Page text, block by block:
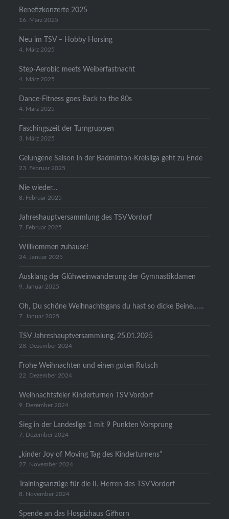
Benefizkonzerte 2025
16. März 2025
Neu im TSV – Hobby Horsing
4. März 2025
Step-Aerobic meets Weiberfastnacht
4. März 2025
Dance-Fitness goes Back to the 80s
4. März 2025
Faschingszeit der Turngruppen
3. März 2025
Gelungene Saison in der Badminton-Kreisliga geht zu Ende
23. Februar 2025
Nie wieder…
8. Februar 2025
Jahreshauptversammlung des TSV Vordorf
7. Februar 2025
Willkommen zuhause!
24. Januar 2025
Ausklang der Glühweinwanderung der Gymnastikdamen
9. Januar 2025
Oh, Du schöne Weihnachtsgans du hast so dicke Beine……
7. Januar 2025
TSV Jahreshauptversammlung, 25.01.2025
28. Dezember 2024
Frohe Weihnachten und einen guten Rutsch
22. Dezember 2024
Weihnachtsfeier Kinderturnen TSV Vordorf
9. Dezember 2024
Sieg in der Landesliga 1 mit 9 Punkten Vorsprung
7. Dezember 2024
„kinder Joy of Moving Tag des Kinderturnens“
27. November 2024
Trainingsanzüge für die II. Herren des TSV Vordorf
8. November 2024
Spende an das Hospizhaus Gifhorn